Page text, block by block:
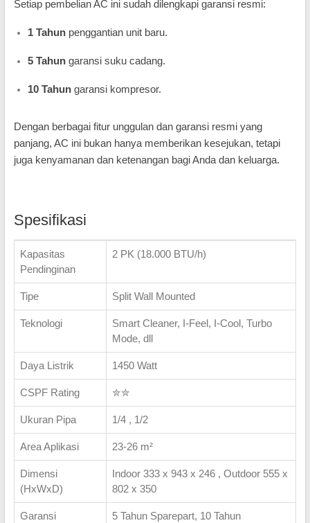
Setiap pembelian AC ini sudah dilengkapi garansi resmi:
1 Tahunpenggantian unit baru.
5 Tahungaransi suku cadang.
10 Tahungaransi kompresor.
Dengan berbagai fitur unggulan dan garansi resmi yang
panjang, AC ini bukan hanya memberikan kesejukan, tetapi
juga kenyamanan dan ketenangan bagi Anda dan keluarga.
Spesifikasi
Kapasitas
Pendinginan
2 PK (18.000 BTU/h)
Tipe Split Wall Mounted
Teknologi
Smart Cleaner, I-Feel, I-Cool, Turbo
Mode, dll
Daya Listrik 1450 Watt
CSPF Rating ✮✮
Ukuran Pipa 1/4 , 1/2
Area Aplikasi 23-26 m²
Dimensi
(HxWxD)
Indoor 333 x 943 x 246 , Outdoor 555 x
802 x 350
Garansi
5 Tahun Sparepart, 10 Tahun